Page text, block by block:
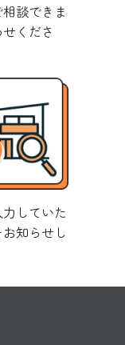
談できま
くださ
していた
知らせし